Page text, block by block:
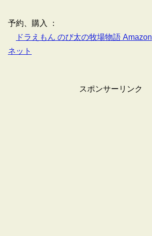
予約、購入 ：
ドラえもん のび太の牧場物語 Amazon
ネット
スポンサーリンク